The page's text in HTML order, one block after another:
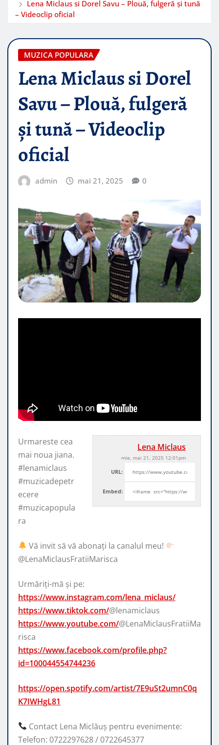
Lena Miclaus si Dorel Savu – Plouă, fulgeră și tună
– Videoclip oficial
MUZICA POPULARA
Lena Miclaus si Dorel
Savu – Plouă, fulgeră
și tună – Videoclip
oficial
admin mai 21, 2025 0
Lena Miclaus
mie, mai 21, 2025 12:01pm
URL:
Embed:
Urmareste cea
mai noua jiana.
#lenamiclaus
#muzicadepetr
ecere
#muzicapopula
ra
Vă invit să vă abonați la canalul meu!
@LenaMiclausFratiiMarisca
Urmăriți-mă și pe:
https://www.instagram.com/lena_miclaus/
https://www.tiktok.com/@lenamiclaus
https://www.youtube.com/@LenaMiclausFratiiMa
risca
https://www.facebook.com/profile.php?
id=100044554744236
https://open.spotify.com/artist/7E9uSt2umnC0q
K7IWHgL81
Contact Lena Miclăuș pentru evenimente:
Telefon: 0722297628 / 0722645377